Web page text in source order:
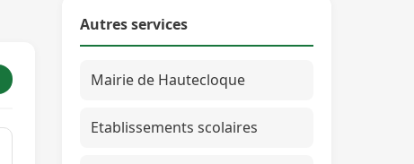
Autres services
Mairie de Hautecloque
Etablissements scolaires